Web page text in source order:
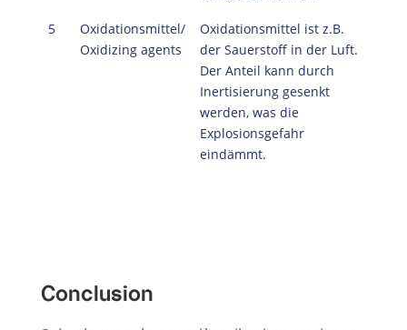
5
Oxidationsmittel/
Oxidizing agents
Oxidationsmittel ist z.B.
der Sauerstoff in der Luft.
Der Anteil kann durch
Inertisierung gesenkt
werden, was die
Explosionsgefahr
eindämmt.
Conclusion